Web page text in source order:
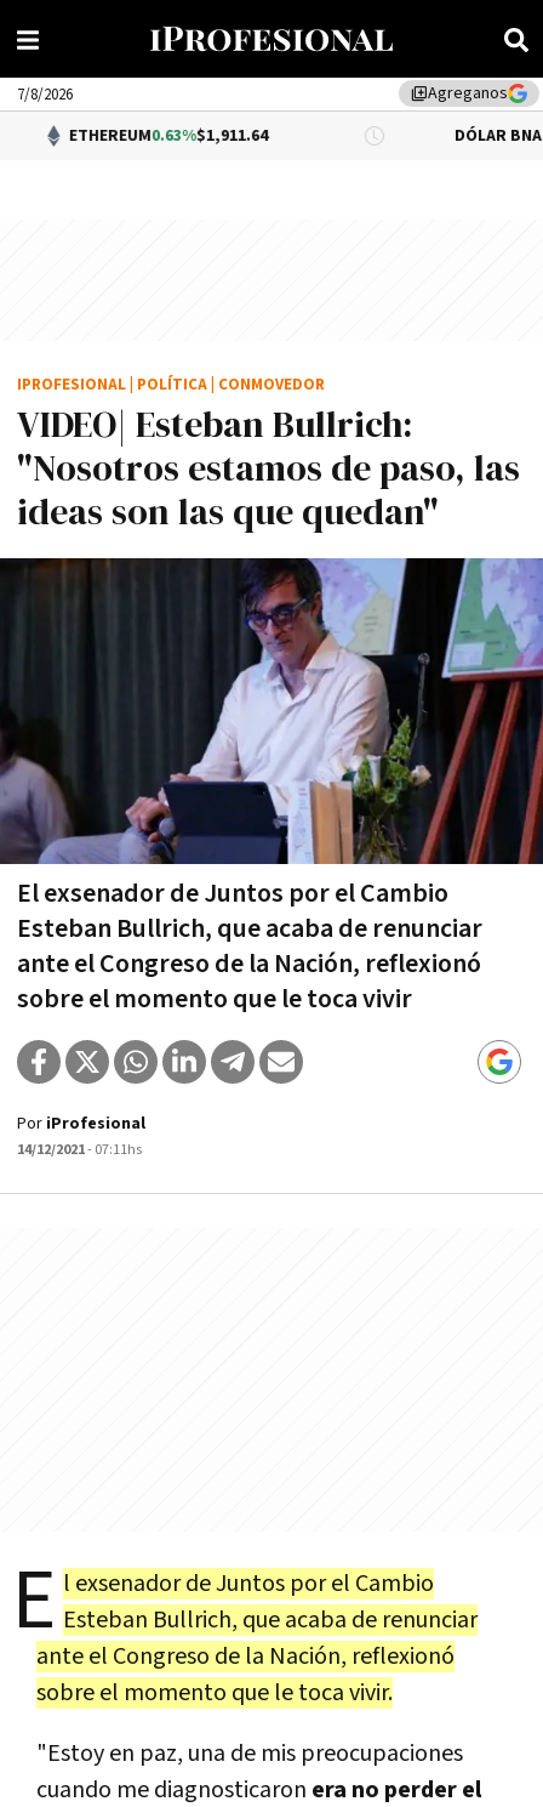
library_addAgreganos
7/8/2026
0.63%$1,911.64 DÓLAR BNA $1,520.00
VIDEO| Esteban Bullrich:
"Nosotros estamos de paso, las
ideas son las que quedan"
El exsenador de Juntos por el Cambio
Esteban Bullrich, que acaba de renunciar
ante el Congreso de la Nación, reflexionó
sobre el momento que le toca vivir
IPROFESIONAL POLÍTICA CONMOVEDOR
Por iProfesional
14/12/2021- 07:11hs
E l exsenador de Juntos por el Cambio
Esteban Bullrich, que acaba de renunciar
ante el Congreso de la Nación, reflexionó
sobre el momento que le toca vivir.
"Estoy en paz, una de mis preocupaciones
cuando me diagnosticaron era no perder el